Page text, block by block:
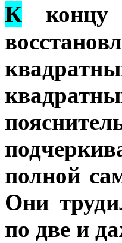
К концу
полной
Они
по две и